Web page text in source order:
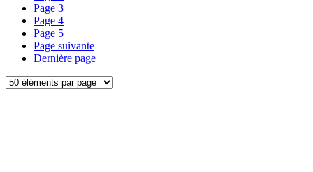
Page 3
Page 4
Page 5
Page suivante
Dernière page